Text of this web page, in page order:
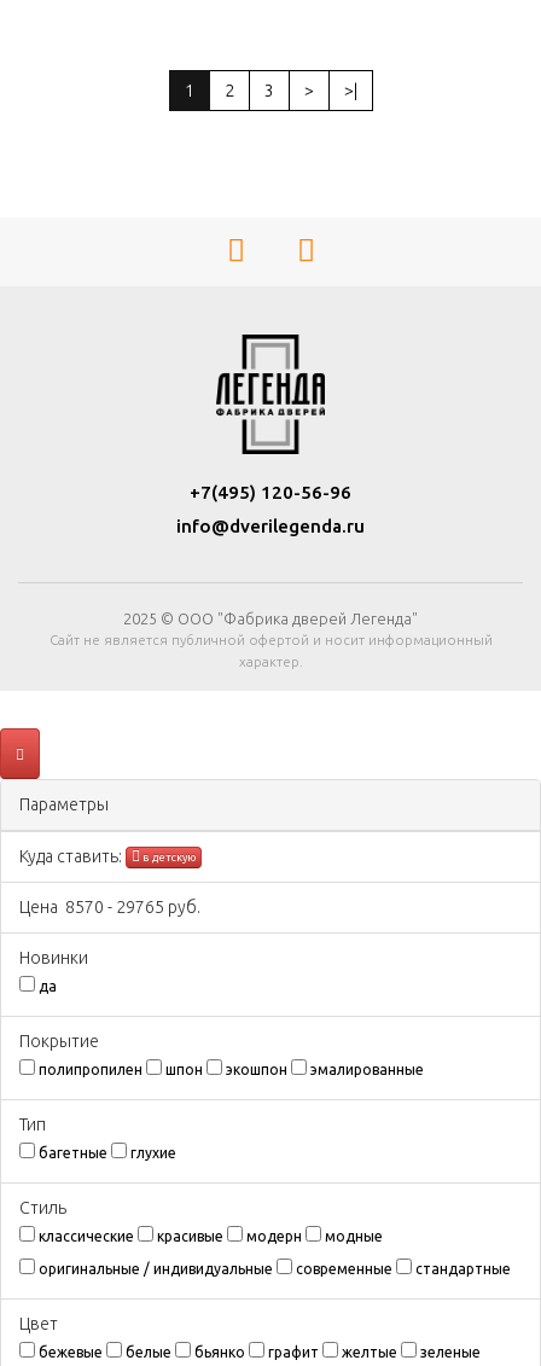
1 2 3 > >|
+7(495) 120-56-96
info@dverilegenda.ru
2025 © ООО "Фабрика дверей Легенда"
Сайт не является публичной офертой и носит информационный
характер.
Параметры
Куда ставить: в детскую
Цена 8570 - 29765 руб.
Новинки
да
Покрытиe
полипропилен шпон экошпон эмалированные
Тип
багетные глухие
Стиль
классические красивые модерн модные
оригинальные / индивидуальные современные стандартные
Цвeт
бежевые белые бьянко графит желтые зеленые